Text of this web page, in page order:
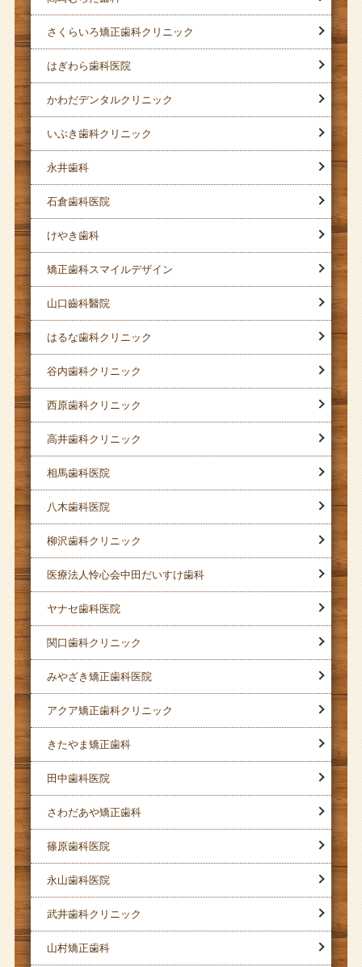
さくらいろ矯正歯科クリニック
はぎわら歯科医院
かわだデンタルクリニック
いぶき歯科クリニック
永井歯科
石倉歯科医院
けやき歯科
矯正歯科スマイルデザイン
山口齒科醫院
はるな歯科クリニック
谷内歯科クリニック
西原歯科クリニック
高井歯科クリニック
相馬歯科医院
八木歯科医院
柳沢歯科クリニック
医療法人怜心会中田だいすけ歯科
ヤナセ歯科医院
関口歯科クリニック
みやざき矯正歯科医院
アクア矯正歯科クリニック
きたやま矯正歯科
田中歯科医院
さわだあや矯正歯科
篠原歯科医院
永山歯科医院
武井歯科クリニック
山村矯正歯科